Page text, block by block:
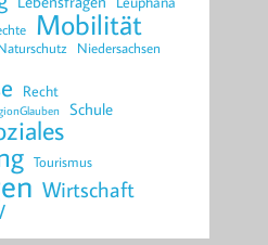
Mobilität
Niedersachsen
Recht
Schule
Tourismus
Wirtschaft